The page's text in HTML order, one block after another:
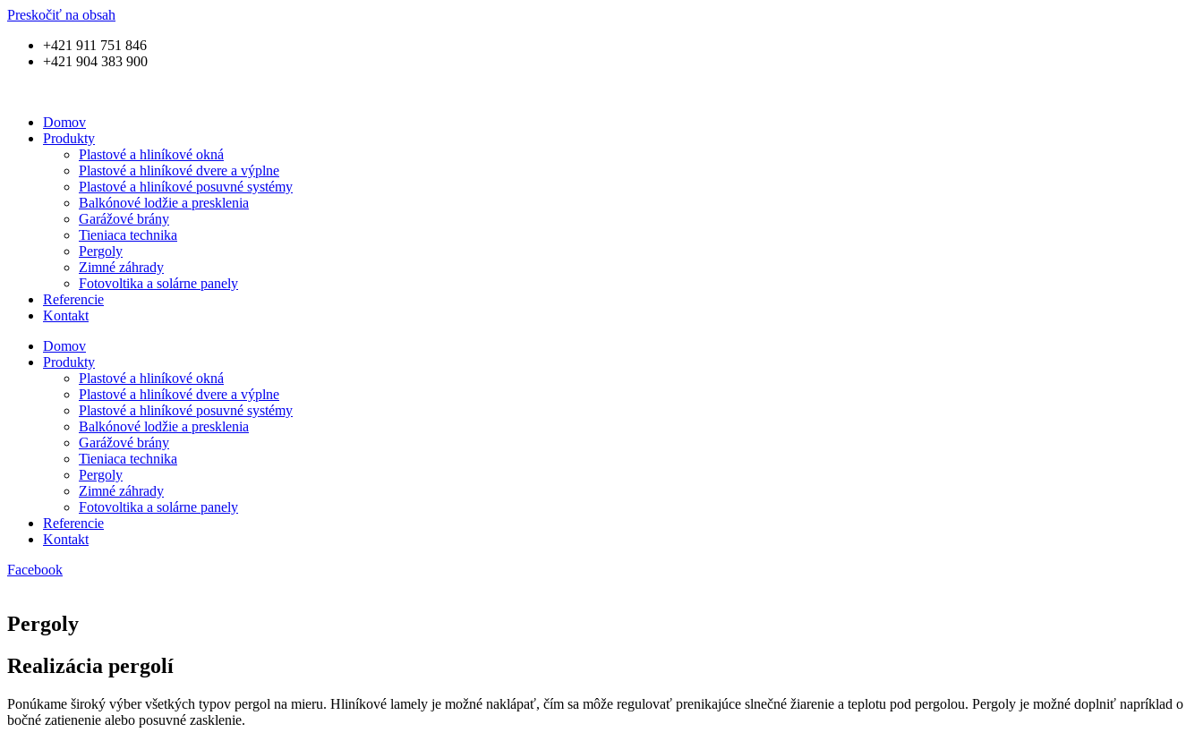
Preskočiť na obsah
+421 911 751 846
+421 904 383 900
Domov
Produkty
Plastové a hliníkové okná
Plastové a hliníkové dvere a výplne
Plastové a hliníkové posuvné systémy
Balkónové lodžie a presklenia
Garážové brány
Tieniaca technika
Pergoly
Zimné záhrady
Fotovoltika a solárne panely
Referencie
Kontakt
Domov
Produkty
Plastové a hliníkové okná
Plastové a hliníkové dvere a výplne
Plastové a hliníkové posuvné systémy
Balkónové lodžie a presklenia
Garážové brány
Tieniaca technika
Pergoly
Zimné záhrady
Fotovoltika a solárne panely
Referencie
Kontakt
Facebook
Pergoly
Realizácia pergolí
Ponúkame široký výber všetkých typov pergol na mieru. Hliníkové lamely je možné naklápať, čím sa môže regulovať prenikajúce slnečné žiarenie a teplotu pod pergolou. Pergoly je možné doplniť napríklad o
bočné zatienenie alebo posuvné zasklenie.